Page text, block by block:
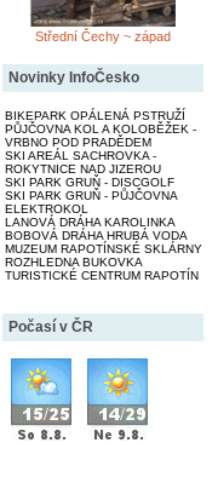
Střední Čechy ~ západ
Novinky InfoČesko
BIKEPARK OPÁLENÁ PSTRUŽÍ
PŮJČOVNA KOL A KOLOBĚŽEK -
VRBNO POD PRADĚDEM
SKI AREÁL SACHROVKA -
ROKYTNICE NAD JIZEROU
SKI PARK GRUŇ - DISCGOLF
SKI PARK GRUŇ - PŮJČOVNA
ELEKTROKOL
LANOVÁ DRÁHA KAROLINKA
BOBOVÁ DRÁHA HRUBÁ VODA
MUZEUM RAPOTÍNSKÉ SKLÁRNY
ROZHLEDNA BUKOVKA
TURISTICKÉ CENTRUM RAPOTÍN
Počasí v ČR